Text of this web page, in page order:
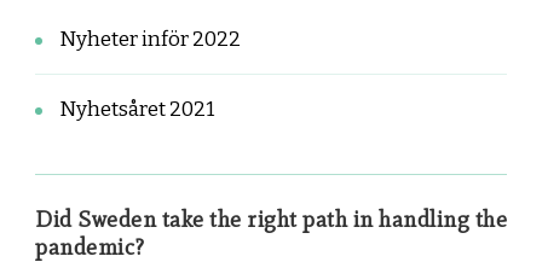
Nyheter inför 2022
Nyhetsåret 2021
Did Sweden take the right path in handling the
pandemic?